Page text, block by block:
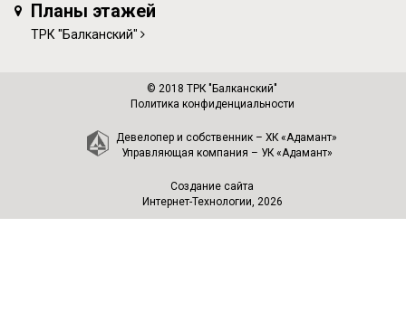
Планы этажей
ТРК "Балканский"
© 2018 ТРК "Балканский"
Политика конфиденциальности
Девелопер и собственник – ХК «Адамант»
Управляющая компания – УК «Адамант»
Создание сайта
Интернет-Технологии, 2026